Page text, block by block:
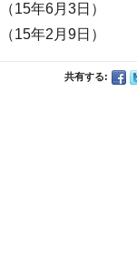
（15年6月3日）
（15年2月9日）
共有する: